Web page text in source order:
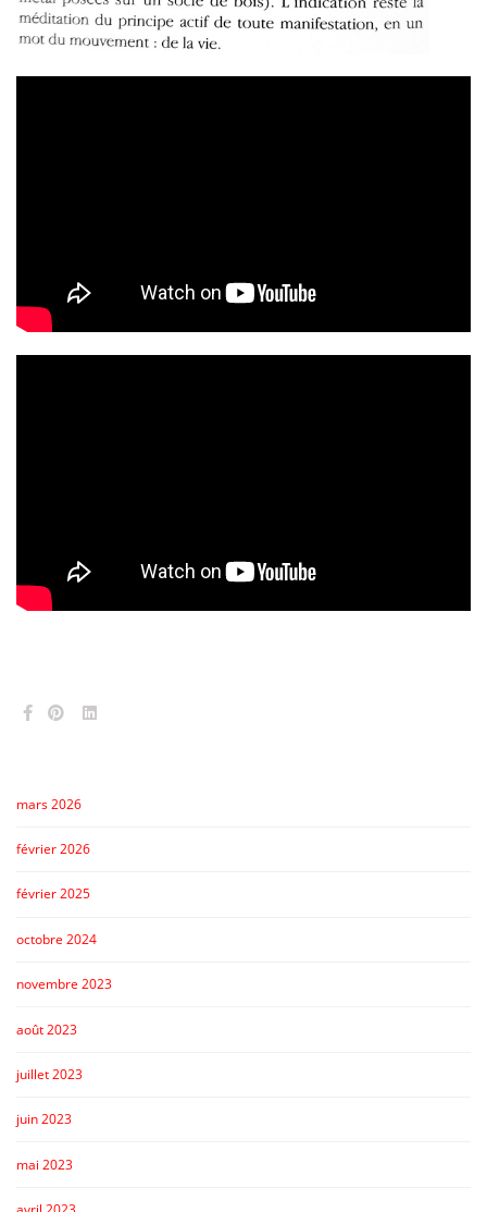
mars 2026
février 2026
février 2025
octobre 2024
novembre 2023
août 2023
juillet 2023
juin 2023
mai 2023